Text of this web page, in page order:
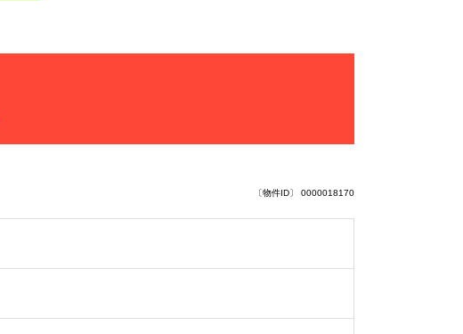
〔物件ID〕 0000018170